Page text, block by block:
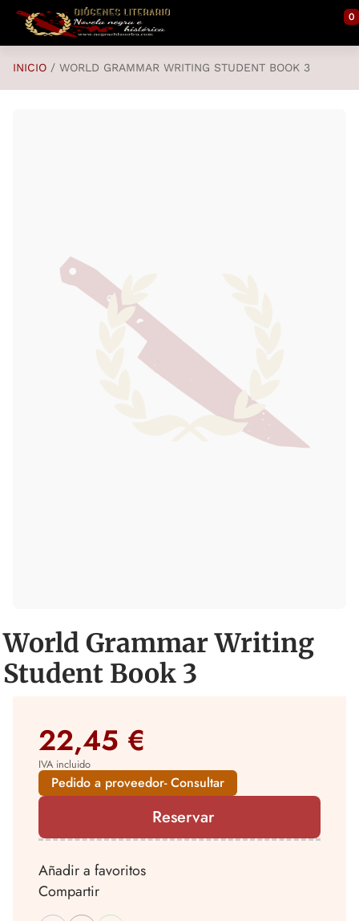
Saltar al contenido principal
0
INICIO WORLD GRAMMAR WRITING STUDENT BOOK 3
World Grammar Writing
Student Book 3
22,45 €
IVA incluido
Pedido a proveedor- Consultar
Reservar
Añadir a favoritos
Compartir